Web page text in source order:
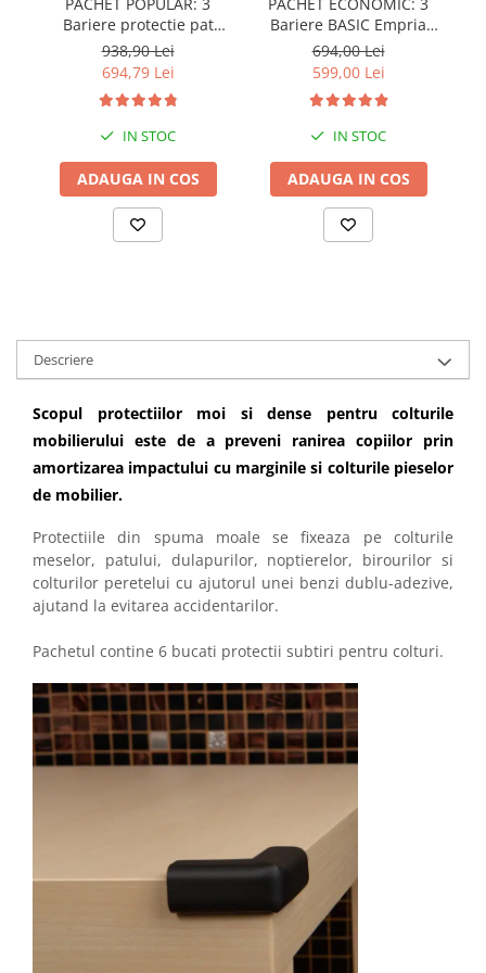
Bariere protectie pat
copii, SELECT, 160x200
cm
938,90 Lei
694,79 Lei
IN STOC
ADAUGA IN COS
Bariere BASIC Empria
protectie pat 160X200 cm
+ bara stabilizatoare
694,00 Lei
599,00 Lei
IN STOC
ADAUGA IN COS
Descriere
Scopul protectiilor moi si dense pentru colturile
mobilierului este de a preveni ranirea copiilor prin
amortizarea impactului cu marginile si colturile pieselor
de mobilier.
Protectiile din spuma moale se fixeaza pe colturile
meselor, patului, dulapurilor, noptierelor, birourilor si
colturilor peretelui cu ajutorul unei benzi dublu-adezive,
ajutand la evitarea accidentarilor.
Pachetul contine 6 bucati protectii subtiri pentru colturi.